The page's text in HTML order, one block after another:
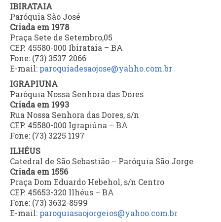
IBIRATAIA
Paróquia São José
Criada em 1978
Praça Sete de Setembro,05
CEP. 45580-000 Ibirataia – BA
Fone: (73) 3537 2066
E-mail: paroquiadesaojose@yahho.com.br
IGRAPIUNA
Paróquia Nossa Senhora das Dores
Criada em 1993
Rua Nossa Senhora das Dores, s/n
CEP. 45580-000 Igrapiúna – BA
Fone: (73) 3225 1197
ILHÉUS
Catedral de São Sebastião – Paróquia São Jorge
Criada em 1556
Praça Dom Eduardo Hebehol, s/n Centro
CEP. 45653-320 Ilhéus – BA
Fone: (73) 3632-8599
E-mail: paroquiasaojorgeios@yahoo.com.br